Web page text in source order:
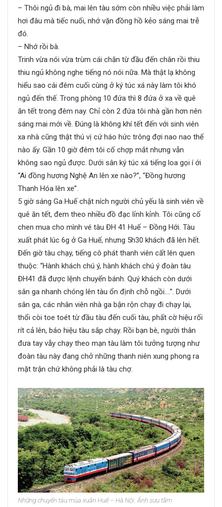
– Thôi ngủ đi bà, mai lên tàu sớm còn nhiều việc phải làm
hơi đâu mà tiếc nuối, nhớ vặn đồng hồ kẻo sáng mai trễ
đó.
– Nhớ rồi bà.
Trinh vừa nói vừa trùm cái chăn từ đầu đến chân rồi thiu
thiu ngủ không nghe tiếng nó nói nữa. Mà thật lạ không
hiểu sao cái đêm cuối cùng ở ký túc xá này làm tôi khó
ngủ đến thế. Trong phòng 10 đứa thì 8 đứa ở xa về quê
ăn tết trong đêm nay. Chỉ còn 2 đứa tôi nhà gần hơn nên
sáng mai mới về. Đúng là không khí tết đến với sinh viên
xa nhà cũng thật thú vị cứ háo hức trông đợi nao nao thế
nào ấy. Gần 10 giờ đêm tôi cố chợp mắt nhưng vẫn
không sao ngủ được. Dưới sân ký túc xá tiếng loa gọi í ới
“Ai đồng hương Nghệ An lên xe nào?”, “Đồng hương
Thanh Hóa lên xe”.
5 giờ sáng Ga Huế chật ních người chủ yếu là sinh viên về
quê ăn tết, đem theo nhiều đồ đạc lỉnh kỉnh. Tôi cũng cố
chen mua cho mình vé tàu ĐH 41 Huế – Đồng Hới. Tàu
xuất phát lúc 6g ở Ga Huế, nhưng 5h30 khách đã lên hết.
Đến giờ tàu chạy, tiếng cô phát thanh viên cất lên quen
thuộc: “Hành khách chú ý, hành khách chú ý đoàn tàu
ĐH41 đã được lệnh chuyển bánh. Quý khách còn dưới
sân ga nhanh chóng lên tàu ổn định chỗ ngồi….”. Dưới
sân ga, các nhân viên nhà ga bận rộn chạy đi chạy lại,
thổi còi toe toét từ đầu tàu đến cuối tàu, phất cờ hiệu rối
rít cả lên, báo hiệu tàu sắp chạy. Rồi bạn bè, người thân
đưa tay vẫy chạy theo mạn tàu làm tôi tưởng tượng như
đoàn tàu này đang chở những thanh niên xung phong ra
mặt trận chứ không phải là tàu chợ.
Những chuyến tàu mùa xuân Huế – Hà Nội. Ảnh sưu tầm